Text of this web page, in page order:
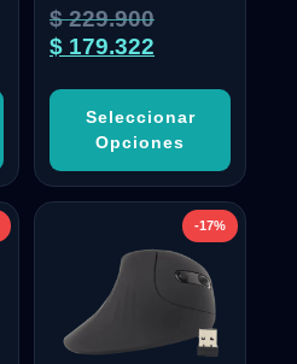
Valorado
con
4.50
de 5
$229.900
$ 179.322
Seleccionar
Opciones
-17%